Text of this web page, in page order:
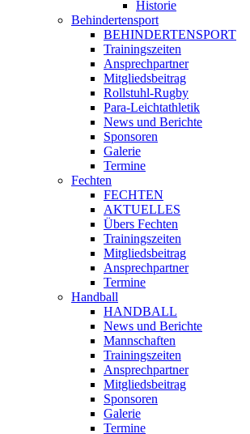
Historie
Behindertensport
BEHINDERTENSPORT
Trainingszeiten
Ansprechpartner
Mitgliedsbeitrag
Rollstuhl-Rugby
Para-Leichtathletik
News und Berichte
Sponsoren
Galerie
Termine
Fechten
FECHTEN
AKTUELLES
Übers Fechten
Trainingszeiten
Mitgliedsbeitrag
Ansprechpartner
Termine
Handball
HANDBALL
News und Berichte
Mannschaften
Trainingszeiten
Ansprechpartner
Mitgliedsbeitrag
Sponsoren
Galerie
Termine